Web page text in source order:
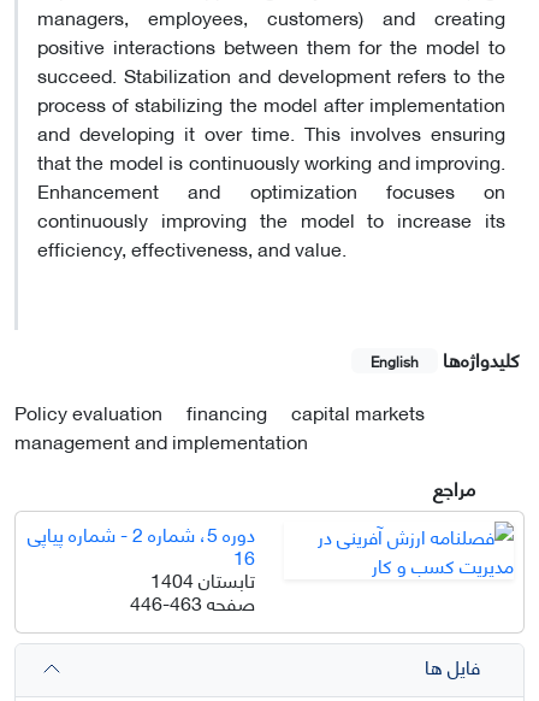
managers, employees, customers) and creating
positive interactions between them for the model to
succeed. Stabilization and development refers to the
process of stabilizing the model after implementation
and developing it over time. This involves ensuring
that the model is continuously working and improving.
Enhancement and optimization focuses on
continuously improving the model to increase its
efficiency, effectiveness, and value.
کلیدواژه‌ها English
Policy evaluation financing
capital markets
management and implementation
مراجع
دوره 5، شماره 2 - شماره پیاپی
16
تابستان 1404
صفحه446-463
فایل ها